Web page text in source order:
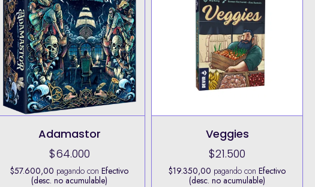
Adamastor
$64.000
$57.600,00 pagando conEfectivo
(desc. no acumulable)
Veggies
$21.500
$19.350,00 pagando conEfectivo
(desc. no acumulable)